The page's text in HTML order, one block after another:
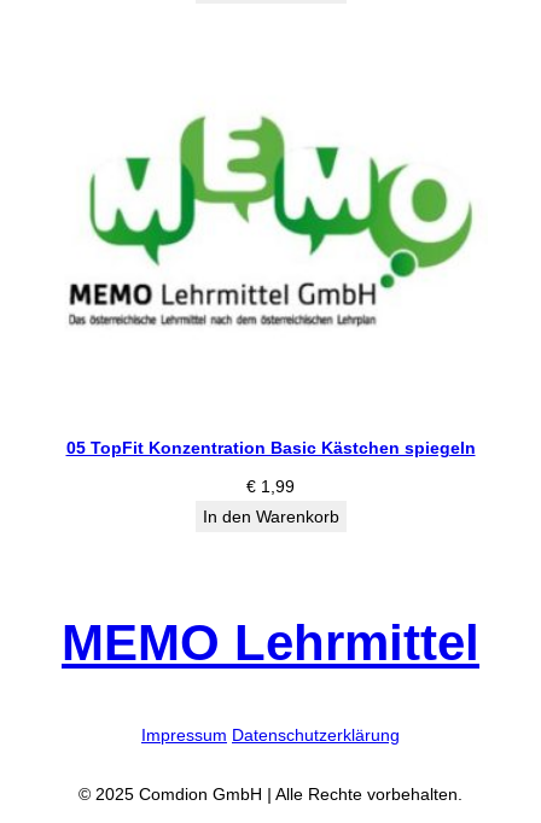
05 TopFit Konzentration Basic Kästchen spiegeln
€ 1,99
In den Warenkorb
MEMO Lehrmittel
Impressum Datenschutzerklärung
© 2025 Comdion GmbH | Alle Rechte vorbehalten.